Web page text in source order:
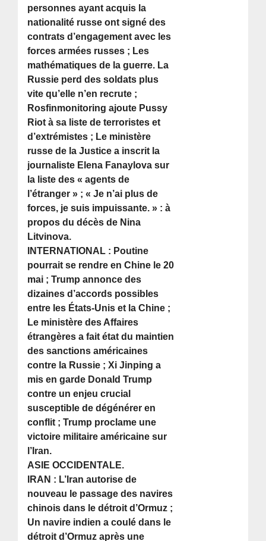
personnes ayant acquis la
nationalité russe ont signé des
contrats d’engagement avec les
forces armées russes ; Les
mathématiques de la guerre. La
Russie perd des soldats plus
vite qu’elle n’en recrute ;
Rosfinmonitoring ajoute Pussy
Riot à sa liste de terroristes et
d’extrémistes ; Le ministère
russe de la Justice a inscrit la
journaliste Elena Fanaylova sur
la liste des « agents de
l’étranger » ; « Je n’ai plus de
forces, je suis impuissante. » : à
propos du décès de Nina
Litvinova.
INTERNATIONAL : Poutine
pourrait se rendre en Chine le 20
mai ; Trump annonce des
dizaines d’accords possibles
entre les États-Unis et la Chine ;
Le ministère des Affaires
étrangères a fait état du maintien
des sanctions américaines
contre la Russie ; Xi Jinping a
mis en garde Donald Trump
contre un enjeu crucial
susceptible de dégénérer en
conflit ; Trump proclame une
victoire militaire américaine sur
l’Iran.
ASIE OCCIDENTALE.
IRAN : L’Iran autorise de
nouveau le passage des navires
chinois dans le détroit d’Ormuz ;
Un navire indien a coulé dans le
détroit d’Ormuz après une